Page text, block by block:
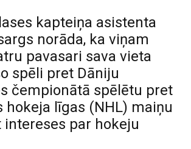
kapteiņa asistenta
norāda, ka viņam
pavasari sava vieta
spēli pret Dāniju
čempionātā spēlētu pret
hokeja līgas (NHL) maiņu
par hokeju